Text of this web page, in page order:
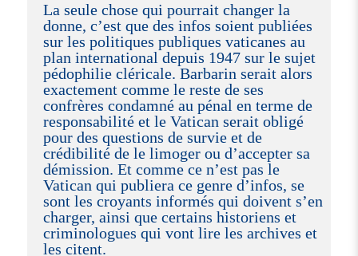
La seule chose qui pourrait changer la
donne, c’est que des infos soient publiées
sur les politiques publiques vaticanes au
plan international depuis 1947 sur le sujet
pédophilie cléricale. Barbarin serait alors
exactement comme le reste de ses
confrères condamné au pénal en terme de
responsabilité et le Vatican serait obligé
pour des questions de survie et de
crédibilité de le limoger ou d’accepter sa
démission. Et comme ce n’est pas le
Vatican qui publiera ce genre d’infos, se
sont les croyants informés qui doivent s’en
charger, ainsi que certains historiens et
criminologues qui vont lire les archives et
les citent.